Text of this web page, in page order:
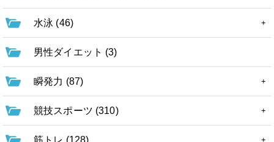
水泳 (46)
男性ダイエット (3)
瞬発力 (87)
競技スポーツ (310)